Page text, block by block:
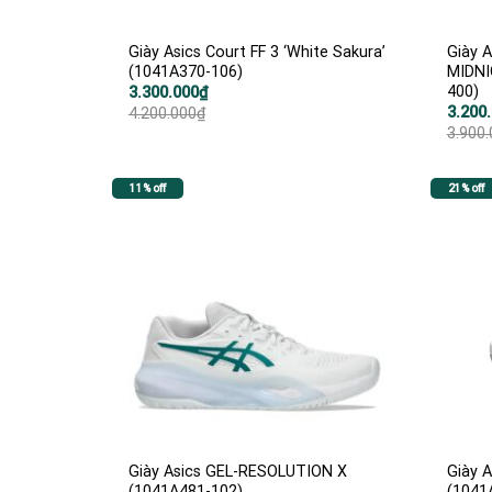
Giày Asics Court FF 3 ‘White Sakura’
(1041A370-106)
4.200.000₫
Giá
gốc
là:
3.300.000₫
Giá
hiện
tại
Giày
400)
Giá
gốc
là:
Giá
hiện
tại
11% off
Giày Asics GEL-RESOLUTION X
21% off
Giày